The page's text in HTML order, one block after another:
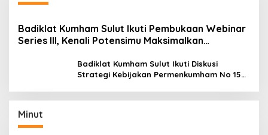
Badiklat Kumham Sulut Ikuti Pembukaan Webinar
Series III, Kenali Potensimu Maksimalkan
Badiklat Kumham Sulut Ikuti Diskusi
Strategi Kebijakan Permenkumham No 15
Minut